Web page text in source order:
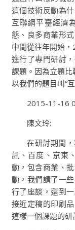
這個技術反動為
互聯網平臺經濟
態、良多商業形
中間從往年開始
進行了專門研討
課題。因為立題
以我們的題目叫“
2015-11-16
陳文玲:
在研討期間
訊、百度、京東
動，包含商業、
動，我們請了一
行了座談，還到
接近定稿的印刷
這樣一個課題的研